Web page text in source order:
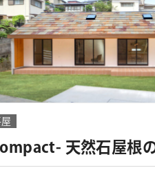
天然石屋根